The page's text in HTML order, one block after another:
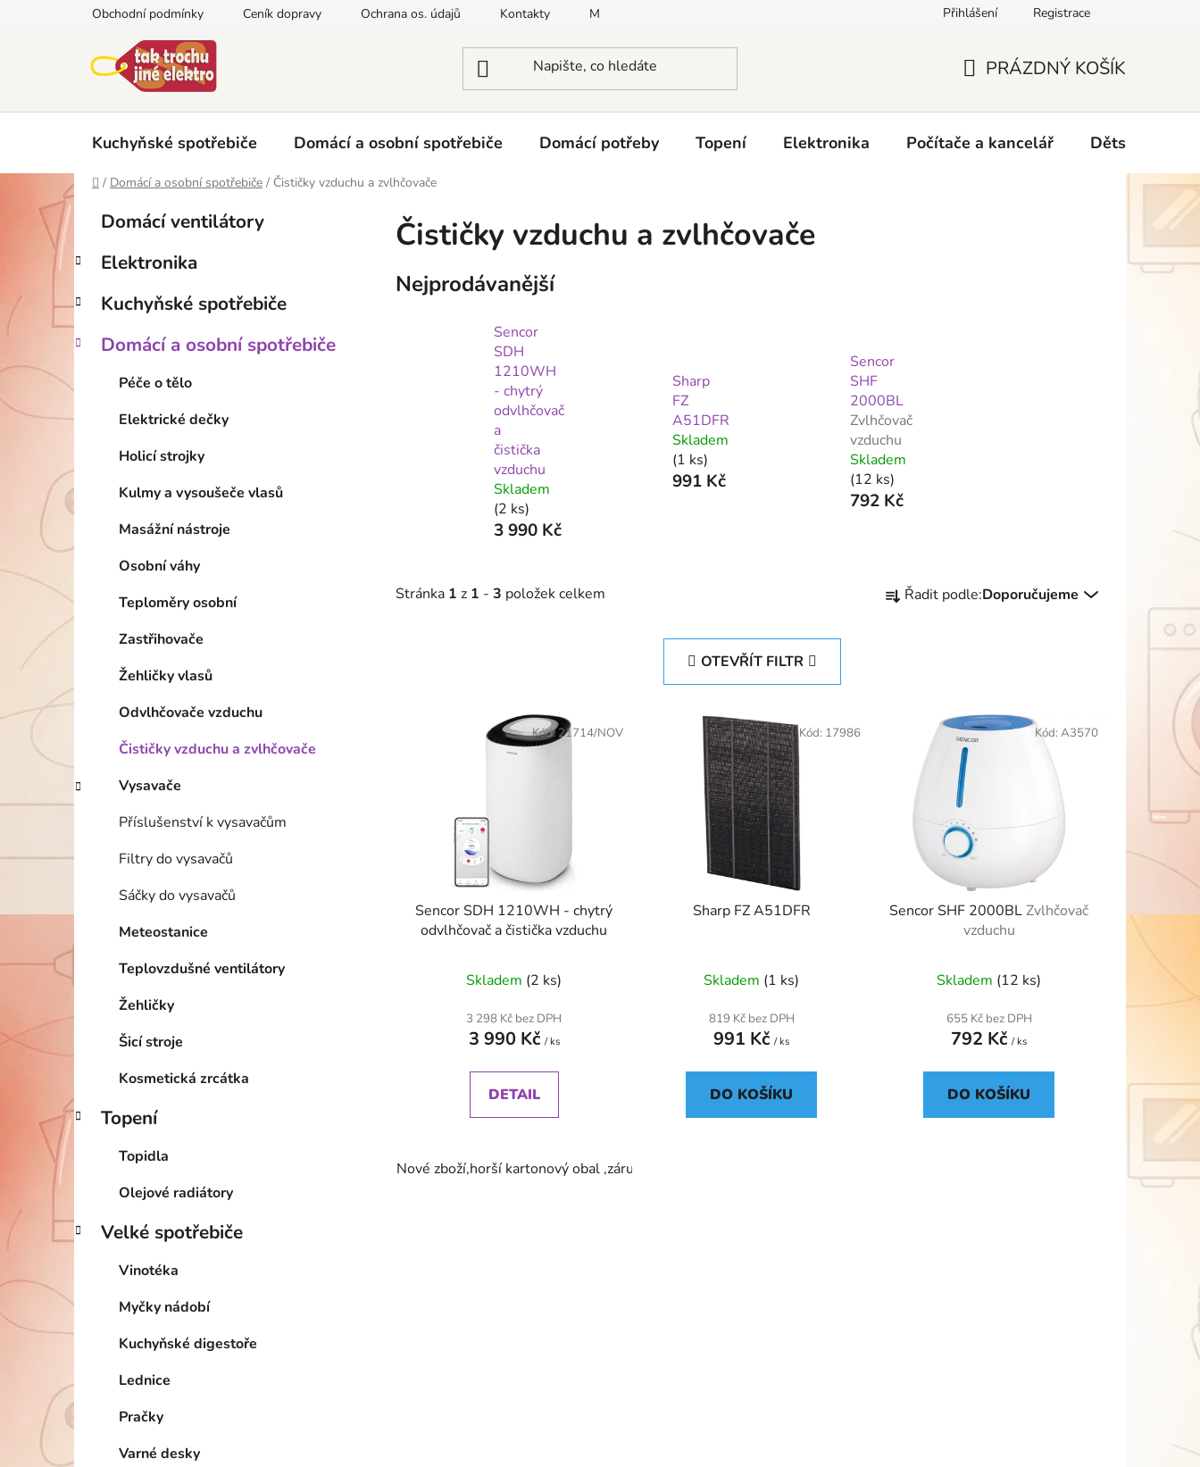
Obchodní podmínky Ceník dopravy Ochrana os. údajů Kontakty Moje objednávka Přihlášení Registrace
KOŠÍK
PRÁZDNÝ KOŠÍK
Kuchyňské spotřebiče Domácí a osobní spotřebiče Domácí potřeby Topení Elektronika Počítače a kancelář Dětské zboží
Domů
/ Domácí a osobní spotřebiče / Čističky vzduchu a zvlhčovače
s
r
a
n
í
p
n
e
l
Přeskočit
kategorie
e
o
r
i
Domácí ventilátory
Elektronika
Kuchyňské spotřebiče
Domácí a osobní spotřebiče
Péče o tělo
Elektrické dečky
Holicí strojky
Kulmy a vysoušeče vlasů
Masážní nástroje
Osobní váhy
Teploměry osobní
Zastřihovače
Žehličky vlasů
Odvlhčovače vzduchu
Čističky vzduchu a zvlhčovače
Vysavače
Příslušenství k vysavačům
Filtry do vysavačů
Sáčky do vysavačů
Meteostanice
Teplovzdušné ventilátory
Žehličky
Šicí stroje
Kosmetická zrcátka
Topení
Topidla
Olejové radiátory
Velké spotřebiče
Vinotéka
Myčky nádobí
Kuchyňské digestoře
Lednice
Pračky
Varné desky
Čističky vzduchu a zvlhčovače
Nejprodávanější
Sencor
SDH
1210WH
- chytrý
odvlhčovač
a
čistička
vzduchu
Skladem
(2 ks)
3 990 Kč
Sharp
FZ
A51DFR
Skladem
(1 ks)
991 Kč
Sencor
SHF
2000BL
Zvlhčovač
vzduchu
Skladem
(12 ks)
792 Kč
Stránka 1 z 1 - 3 položek celkem
a Řadit podle:Doporučujeme
OTEVŘÍT FILTR
Sencor SDH 1210WH - chytrý
odvlhčovač a čistička vzduchu
Skladem (2 ks)
3 298 Kč bez DPH
3 990 Kč / ks
DETAIL
Nové zboží,horší kartonový obal ,záruka 24 měsíců
Kód:21714/NOV
Sharp FZ A51DFR
Skladem (1 ks)
819 Kč bez DPH
991 Kč/ ks
DO KOŠÍKU
Kód: 17986
Sencor SHF 2000BLZvlhčovač
vzduchu
Skladem (12 ks)
655 Kč bez DPH
792 Kč/ ks
DO KOŠÍKU
Kód: A3570